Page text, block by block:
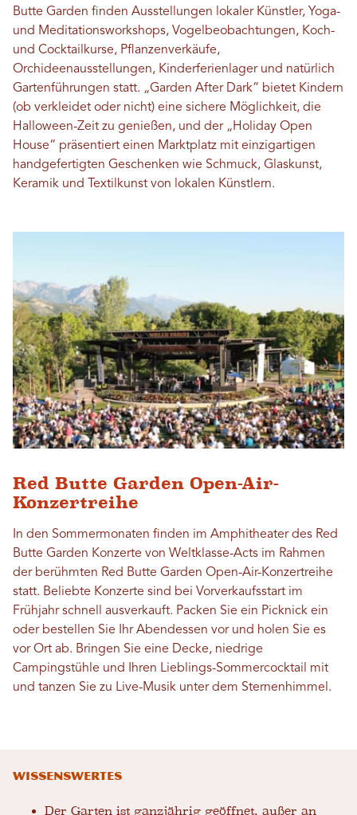
Butte Garden finden Ausstellungen lokaler Künstler, Yoga-
und Meditationsworkshops, Vogelbeobachtungen, Koch-
und Cocktailkurse, Pflanzenverkäufe,
Orchideenausstellungen, Kinderferienlager und natürlich
Gartenführungen statt. „Garden After Dark“ bietet Kindern
(ob verkleidet oder nicht) eine sichere Möglichkeit, die
Halloween-Zeit zu genießen, und der „Holiday Open
House“ präsentiert einen Marktplatz mit einzigartigen
handgefertigten Geschenken wie Schmuck, Glaskunst,
Keramik und Textilkunst von lokalen Künstlern.
Red Butte Garden Open-Air-
Konzertreihe
In den Sommermonaten finden im Amphitheater des Red
Butte Garden Konzerte von Weltklasse-Acts im Rahmen
der berühmten Red Butte Garden Open-Air-Konzertreihe
statt. Beliebte Konzerte sind bei Vorverkaufsstart im
Frühjahr schnell ausverkauft. Packen Sie ein Picknick ein
oder bestellen Sie Ihr Abendessen vor und holen Sie es
vor Ort ab. Bringen Sie eine Decke, niedrige
Campingstühle und Ihren Lieblings-Sommercocktail mit
und tanzen Sie zu Live-Musik unter dem Sternenhimmel.
Wissenswertes
Der Garten ist ganzjährig geöffnet, außer an